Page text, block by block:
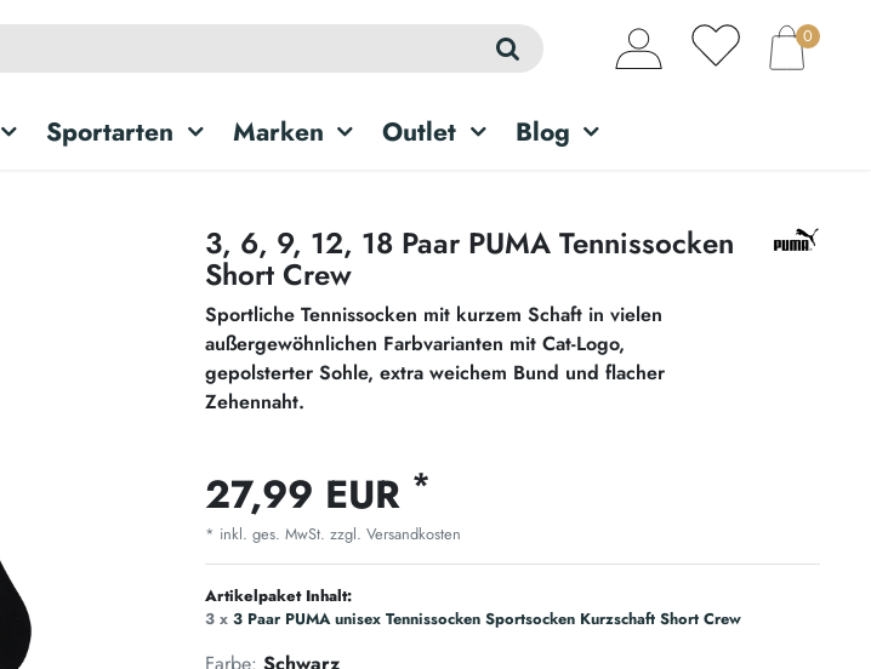
Sportarten Marken Outlet Blog
0
3, 6, 9, 12, 18 Paar PUMA Tennissocken
Short Crew
Sportliche Tennissocken mit kurzem Schaft in vielen
außergewöhnlichen Farbvarianten mit Cat-Logo,
gepolsterter Sohle, extra weichem Bund und flacher
Zehennaht.
27,99 EUR *
* inkl. ges. MwSt. zzgl. Versandkosten
Artikelpaket Inhalt:
3 x 3 Paar PUMA unisex Tennissocken Sportsocken Kurzschaft Short Crew